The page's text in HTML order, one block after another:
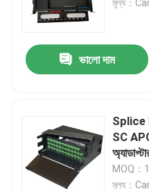
মূল্য：
ভালো দাম
Splice
SC
MOQ：1
মূল্য：